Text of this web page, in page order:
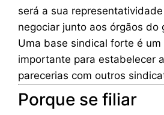
será a sua
negociar junto aos órgãos do
Uma base sindical forte é um
importante para estabelecer
parecerias com outros
Porque se filiar